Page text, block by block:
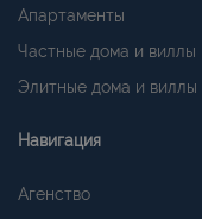
Апартаменты
Частные дома и виллы
Элитные дома и виллы
Навигация
Агенство